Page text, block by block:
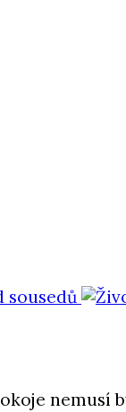
nemusí